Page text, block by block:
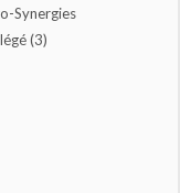
Synergies
(3)